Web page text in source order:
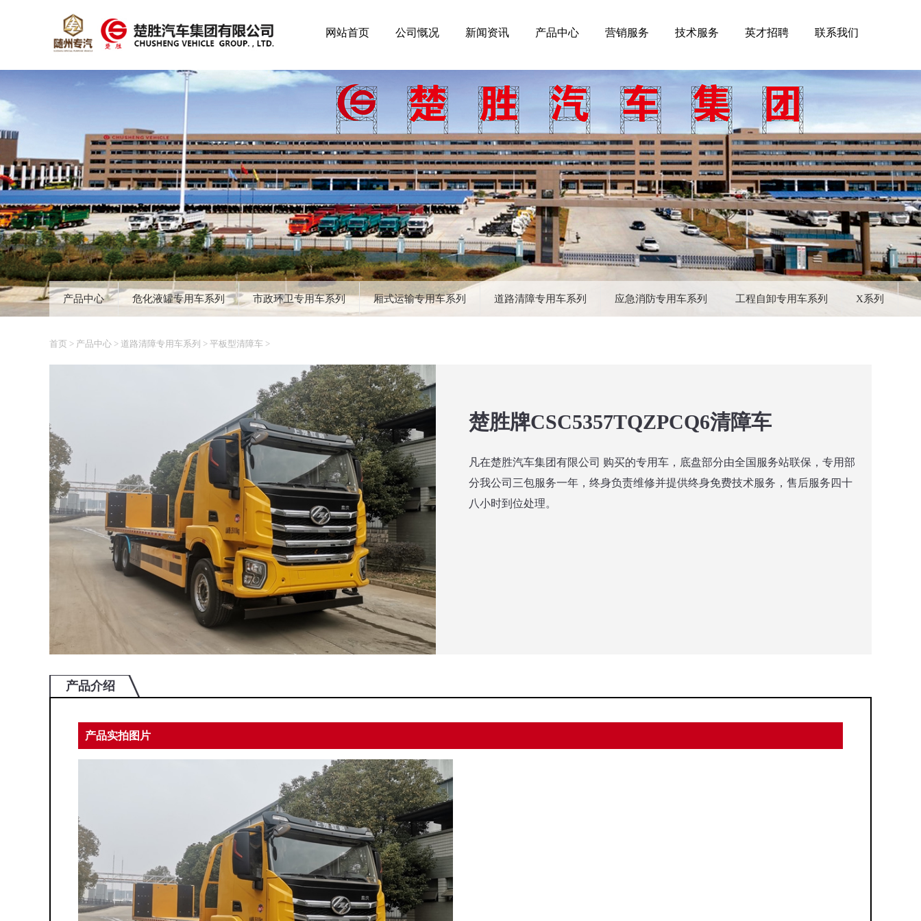
网站首页 公司慨况 新闻资讯 产品中心 营销服务 技术服务 英才招聘 联系我们
产品中心 危化液罐专用车系列 市政环卫专用车系列 厢式运输专用车系列 道路清障专用车系列 应急消防专用车系列 工程自卸专用车系列 X系列
首页 > 产品中心 > 道路清障专用车系列 > 平板型清障车 >
楚胜牌CSC5357TQZPCQ6清障车
凡在楚胜汽车集团有限公司 购买的专用车，底盘部分由全国服务站联保，专用部
分我公司三包服务一年，终身负责维修并提供终身免费技术服务，售后服务四十
八小时到位处理。
产品介绍
产品实拍图片